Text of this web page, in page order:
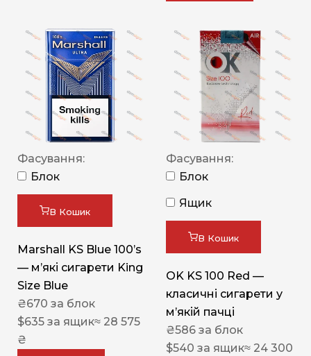
Фасування:
Блок
В Кошик
Marshall KS Blue 100’s
— м’які сигарети King
Size Blue
₴670 за блок
$635 за ящик≈ 28 575
₴
Фасування:
Блок
Ящик
В Кошик
OK KS 100 Red —
класичні сигарети у
м’якій пачці
₴586 за блок
$540 за ящик≈ 24 300